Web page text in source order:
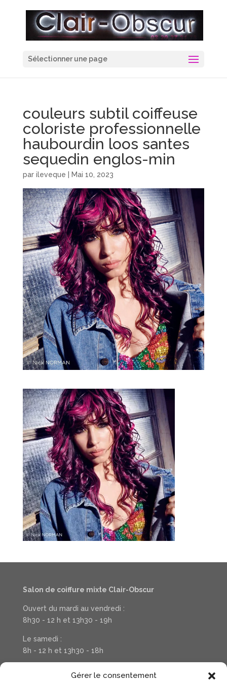
Gérer le consentement
Sélectionner une page
couleurs subtil coiffeuse
coloriste professionnelle
haubourdin loos santes
sequedin englos-min
par ileveque Mai 10, 2023
Salon de coiffure mixte Clair-Obscur
Ouvert du mardi au vendredi :
8h30 - 12 h et 13h30 - 19h
Le samedi :
8h - 12 h et 13h30 - 18h